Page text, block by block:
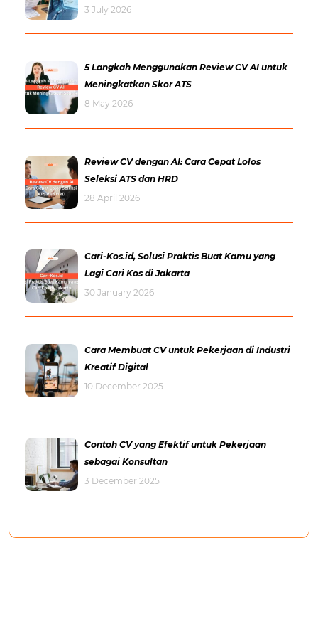
3 July 2026
5 Langkah Menggunakan Review CV AI untuk
Meningkatkan Skor ATS
8 May 2026
Review CV dengan AI: Cara Cepat Lolos
Seleksi ATS dan HRD
28 April 2026
Cari-Kos.id, Solusi Praktis Buat Kamu yang
Lagi Cari Kos di Jakarta
30 January 2026
Cara Membuat CV untuk Pekerjaan di Industri
Kreatif Digital
10 December 2025
Contoh CV yang Efektif untuk Pekerjaan
sebagai Konsultan
3 December 2025